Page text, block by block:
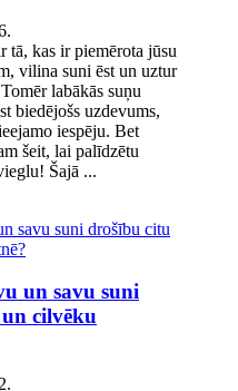
tā, kas ir piemērota jūsu
vilina suni ēst un uztur
labākās suņu
biedējošs uzdevums,
iespēju. Bet
šeit, lai palīdzētu
Šajā ...
un savu suni
cilvēku